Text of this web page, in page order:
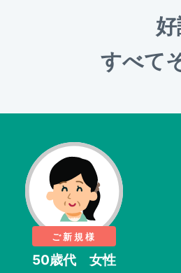
すべて
ご新規様
50歳代 女性